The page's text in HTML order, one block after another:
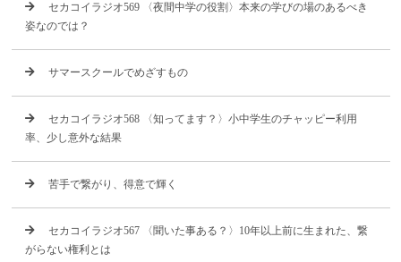
セカコイラジオ569 〈夜間中学の役割〉本来の学びの場のあるべき
姿なのでは？
サマースクールでめざすもの
セカコイラジオ568 〈知ってます？〉小中学生のチャッピー利用
率、少し意外な結果
苦手で繋がり、得意で輝く
セカコイラジオ567 〈聞いた事ある？〉10年以上前に生まれた、繋
がらない権利とは